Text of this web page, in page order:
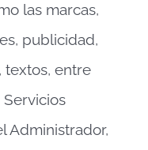
las marcas,
publicidad,
textos, entre
Administrador,